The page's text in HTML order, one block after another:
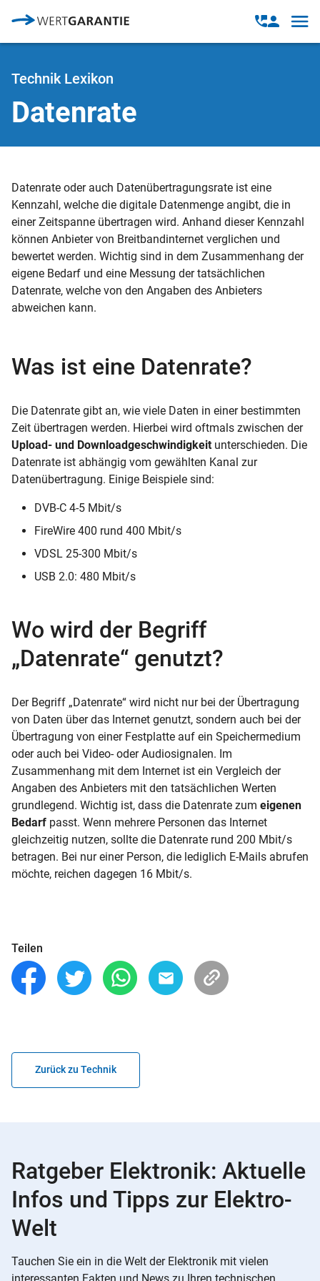
Open
modal
Open
Technik Lexikon
Datenrate
Datenrate oder auch Datenübertragungsrate ist eine
Kennzahl, welche die digitale Datenmenge angibt, die in
einer Zeitspanne übertragen wird. Anhand dieser Kennzahl
können Anbieter von Breitbandinternet verglichen und
bewertet werden. Wichtig sind in dem Zusammenhang der
eigene Bedarf und eine Messung der tatsächlichen
Datenrate, welche von den Angaben des Anbieters
abweichen kann.
Was ist eine Datenrate?
Die Datenrate gibt an, wie viele Daten in einer bestimmten
Zeit übertragen werden. Hierbei wird oftmals zwischen der
Upload- und Downloadgeschwindigkeit unterschieden. Die
Datenrate ist abhängig vom gewählten Kanal zur
Datenübertragung. Einige Beispiele sind:
DVB-C 4-5 Mbit/s
FireWire 400 rund 400 Mbit/s
VDSL 25-300 Mbit/s
USB 2.0: 480 Mbit/s
Wo wird der Begriff
„Datenrate“ genutzt?
Der Begriff „Datenrate“ wird nicht nur bei der Übertragung
von Daten über das Internet genutzt, sondern auch bei der
Übertragung von einer Festplatte auf ein Speichermedium
oder auch bei Video- oder Audiosignalen. Im
Zusammenhang mit dem Internet ist ein Vergleich der
Angaben des Anbieters mit den tatsächlichen Werten
grundlegend. Wichtig ist, dass die Datenrate zum eigenen
Bedarf passt. Wenn mehrere Personen das Internet
gleichzeitig nutzen, sollte die Datenrate rund 200 Mbit/s
betragen. Bei nur einer Person, die lediglich E-Mails abrufen
möchte, reichen dagegen 16 Mbit/s.
Teilen
Zurück zu Technik
Ratgeber Elektronik: Aktuelle
Infos und Tipps zur Elektro-
Welt
Tauchen Sie ein in die Welt der Elektronik mit vielen
interessanten Fakten und News zu Ihren technischen